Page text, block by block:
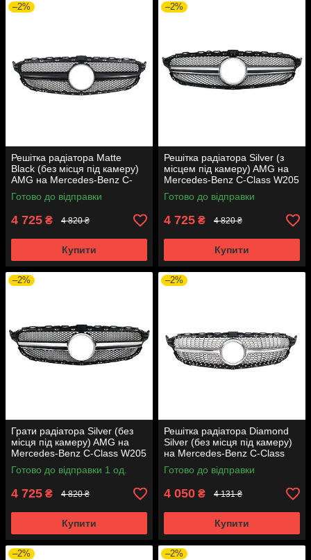
–2%
Решітка радіатора Matte
Black (без місця під камеру)
AMG на Mercedes-Benz C-
Class W205 2014-2018 року
Готово до відправки
4 725 ₴ 4 820 ₴
Купити
–2%
Решітка радіатора Silver (з
місцем під камеру) AMG на
Mercedes-Benz C-Class W205
2014-2018 року
Готово до відправки
4 725 ₴ 4 820 ₴
Купити
–2%
Грати радіатора Silver (без
місця під камеру) AMG на
Mercedes-Benz C-Class W205
2014-2018 року
Готово до відправки 1 од.
4 725 ₴ 4 820 ₴
Купити
–2%
Решітка радіатора Diamond
Silver (без місця під камеру)
на Mercedes-Benz C-Class
W205 2014-2018 року
Готово до відправки
4 050 ₴ 4 131 ₴
Купити
–2% –2%